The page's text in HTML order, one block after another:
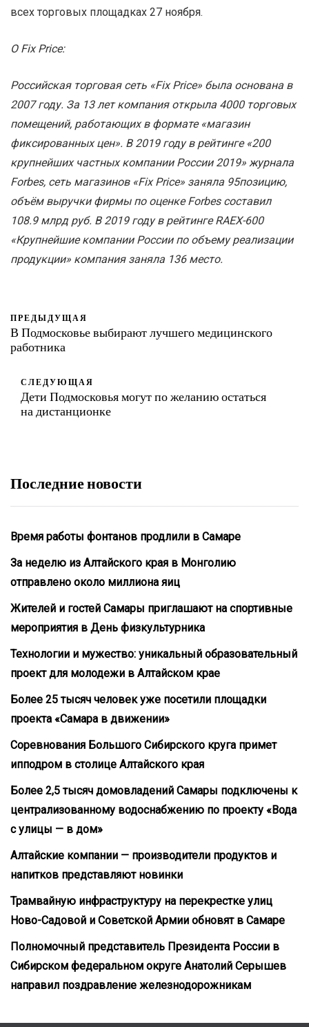
всех торговых площадках 27 ноября.
О Fix Price:
Российская торговая сеть «Fix Price» была основана в
2007 году. За 13 лет компания открыла 4000 торговых
помещений, работающих в формате «магазин
фиксированных цен». В 2019 году в рейтинге «200
крупнейших частных компании России 2019» журнала
Forbes, сеть магазинов «Fix Price» заняла 95позицию,
объём выручки фирмы по оценке Forbes составил
108.9 млрд руб. В 2019 году в рейтинге RAEX-600
«Крупнейшие компании России по объему реализации
продукции» компания заняла 136 место.
ПРЕДЫДУЩАЯ
В Подмосковье выбирают лучшего медицинского
работника
СЛЕДУЮЩАЯ
Дети Подмосковья могут по желанию остаться
на дистанционке
Последние новости
Время работы фонтанов продлили в Самаре
За неделю из Алтайского края в Монголию
отправлено около миллиона яиц
Жителей и гостей Самары приглашают на спортивные
мероприятия в День физкультурника
Технологии и мужество: уникальный образовательный
проект для молодежи в Алтайском крае
Более 25 тысяч человек уже посетили площадки
проекта «Самара в движении»
Соревнования Большого Сибирского круга примет
ипподром в столице Алтайского края
Более 2,5 тысяч домовладений Самары подключены к
централизованному водоснабжению по проекту «Вода
с улицы — в дом»
Алтайские компании — производители продуктов и
напитков представляют новинки
Трамвайную инфраструктуру на перекрестке улиц
Ново-Садовой и Советской Армии обновят в Самаре
Полномочный представитель Президента России в
Сибирском федеральном округе Анатолий Серышев
направил поздравление железнодорожникам